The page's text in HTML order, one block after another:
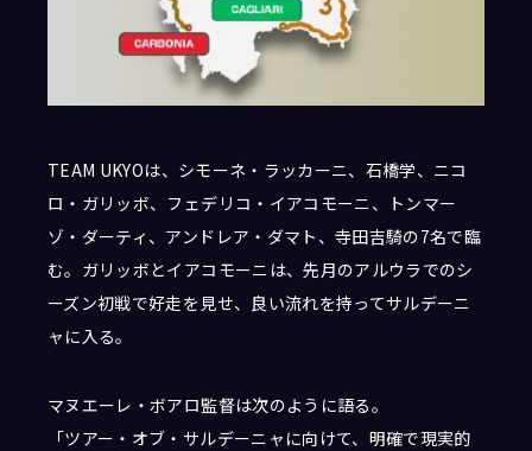
TEAM UKYOは、シモーネ・ラッカーニ、石橋学、ニコ
ロ・ガリッボ、フェデリコ・イアコモーニ、トンマー
ゾ・ダーティ、アンドレア・ダマト、寺田吉騎の7名で臨
む。ガリッボとイアコモーニは、先月のアルウラでのシ
ーズン初戦で好走を見せ、良い流れを持ってサルデーニ
ャに入る。
マヌエーレ・ボアロ監督は次のように語る。
「ツアー・オブ・サルデーニャに向けて、明確で現実的